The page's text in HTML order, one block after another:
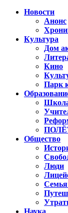
Новости
Анонс
Культура
Дом
Кино
Парк
ПОЛЁТ
Общество
Люди
Семья